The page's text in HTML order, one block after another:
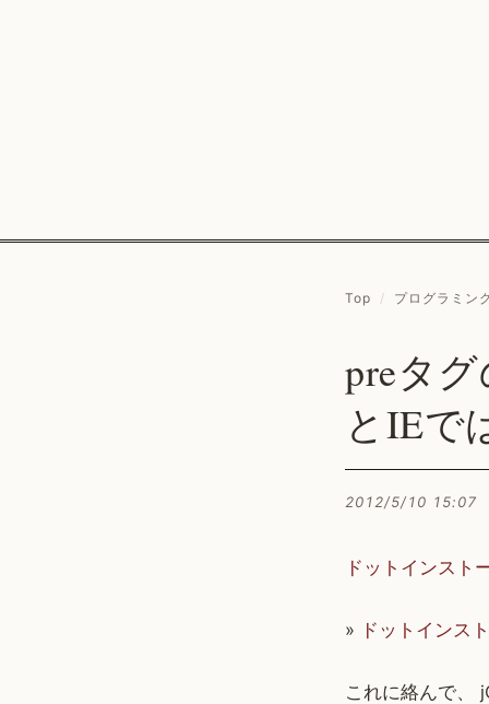
Top / プログラミン
preタ
とIEで
2012/5/10 15:07
ドットインスト
» ドットインス
これに絡んで、